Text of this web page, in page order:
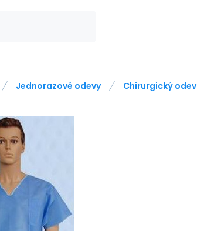
Jednorazové odevy Chirurgický odev